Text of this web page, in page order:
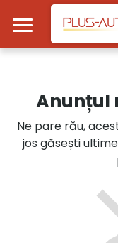
Mergi direct la
Autoturisme
Motociclete
Autoutilitare
Alte tipuri
Anunțul
Ne pare rău,
jos găsești